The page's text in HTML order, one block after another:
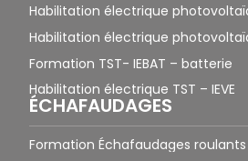
Habilitation électrique
Habilitation électrique
Formation TST- IEBAT – batterie
Habilitation électrique TST – IEVE
ÉCHAFAUDAGES
Formation Échafaudages roulants